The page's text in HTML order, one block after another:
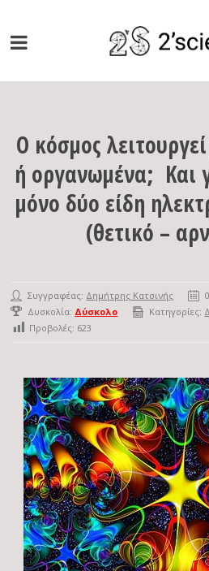
Ο κόσμος
ή οργανωμένα; Και
μόνο δύο είδη
(θετικό –
Συγγραφέας: Δημήτρης Κατσινής
Δυσκολία: Δύσκολο Κατηγορίες:
Προβολές: 623